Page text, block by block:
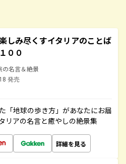
しみ尽くすイタリアのことば
００
の名言＆絶景
発売
「地球の歩き方」があなたにお届
リアの名言と癒やしの絶景集
詳細を見る